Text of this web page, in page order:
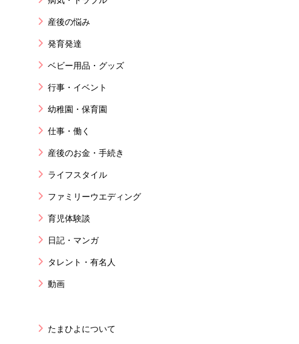
産後の悩み
発育発達
ベビー用品・グッズ
行事・イベント
幼稚園・保育園
仕事・働く
産後のお金・手続き
ライフスタイル
ファミリーウエディング
育児体験談
日記・マンガ
タレント・有名人
動画
たまひよについて